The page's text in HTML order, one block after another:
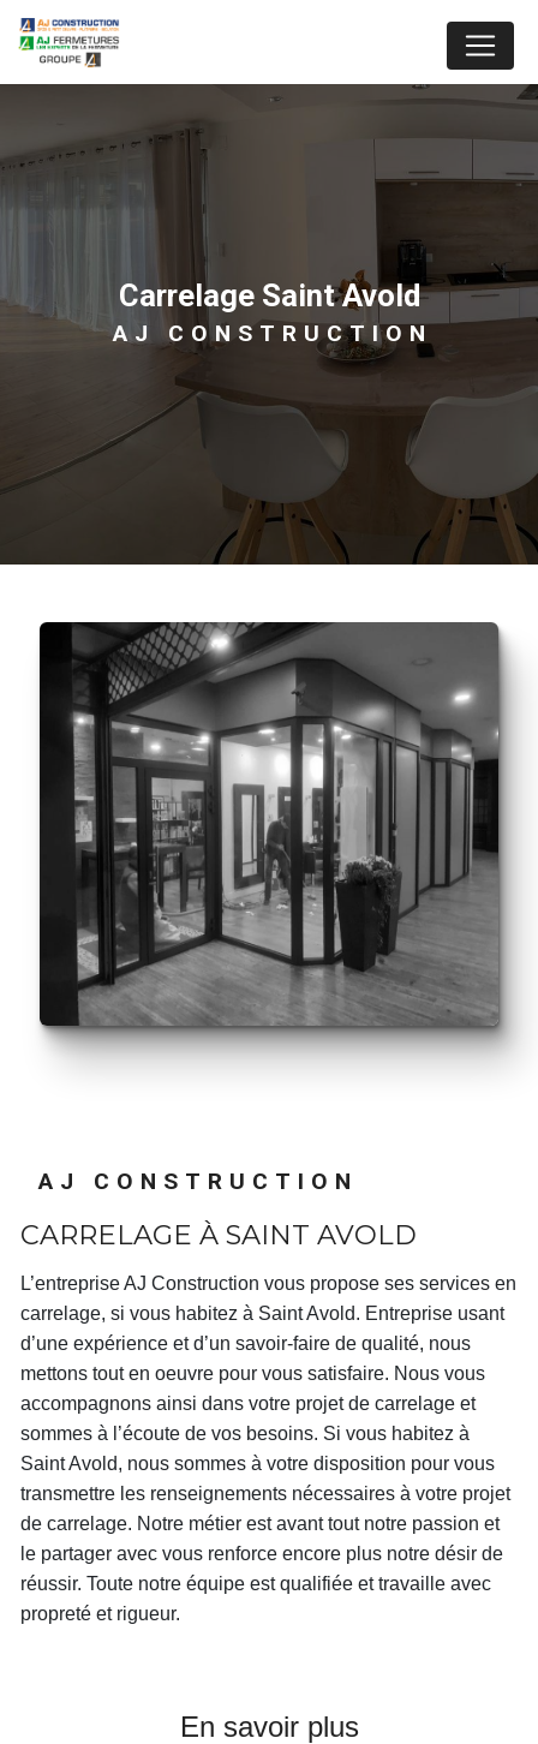
carrelage Saint Avold
AJ CONSTRUCTION
AJ CONSTRUCTION
CARRELAGE À SAINT AVOLD
L’entrepriseAJ Construction vous propose ses services en
carrelage, si vous habitez à Saint Avold. Entreprise usant
d’une expérience et d’un savoir-faire de qualité, nous
mettons tout en oeuvre pour vous satisfaire. Nous vous
accompagnons ainsi dans votre projet de carrelage et
sommes à l’écoute de vos besoins. Si vous habitez à
Saint Avold, nous sommes à votre disposition pour vous
transmettre les renseignements nécessaires à votre projet
de carrelage. Notre métier est avant tout notre passion et
le partager avec vous renforce encore plus notre désir de
réussir. Toute notre équipe est qualifiée et travaille avec
propreté et rigueur.
En savoir plus
Panneau de gestion des cookies